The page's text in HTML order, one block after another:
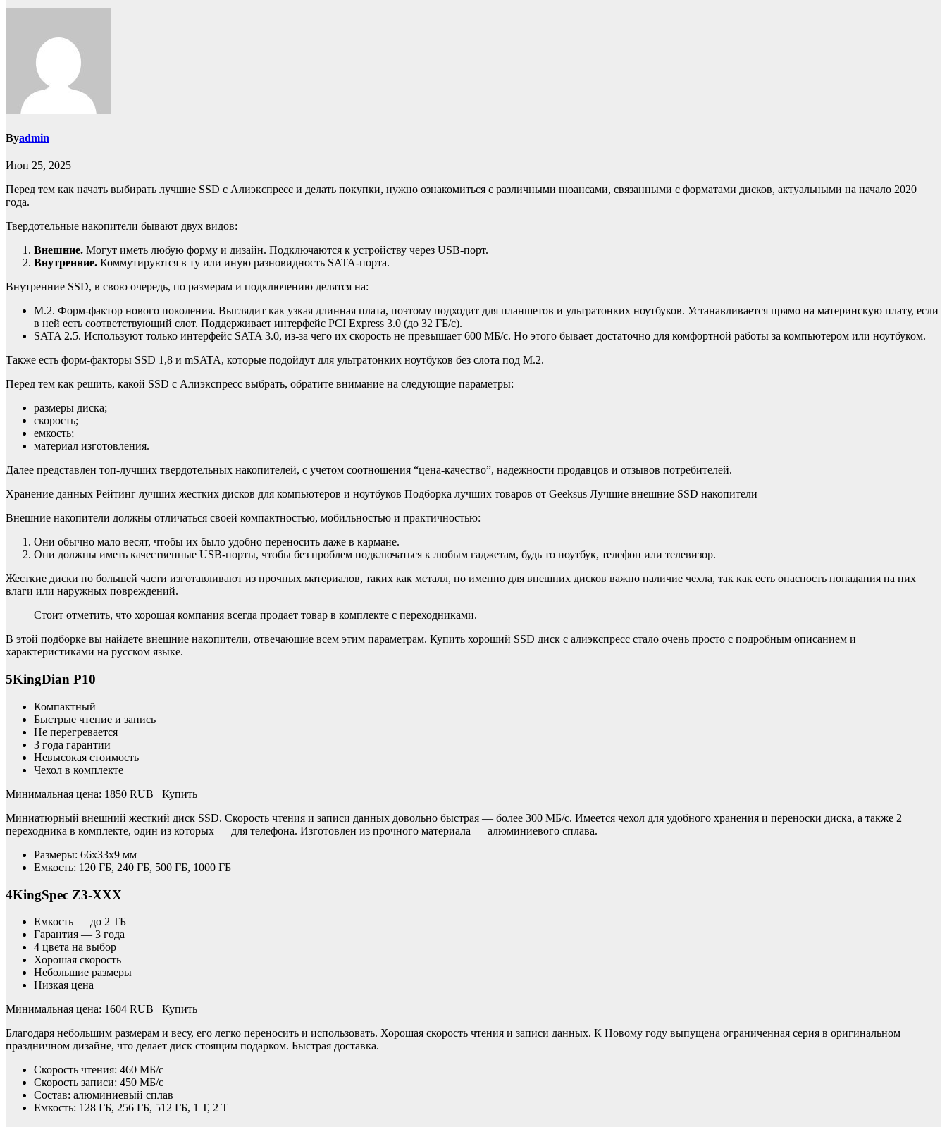
Byadmin
Июн 25, 2025
Перед тем как начать выбирать лучшие SSD с Алиэкспресс и делать покупки, нужно ознакомиться с различными нюансами, связанными с форматами дисков, актуальными на начало 2020
года.
Твердотельные накопители бывают двух видов:
Внешние. Могут иметь любую форму и дизайн. Подключаются к устройству через USB-порт.
Внутренние. Коммутируются в ту или иную разновидность SATA-порта.
Внутренние SSD, в свою очередь, по размерам и подключению делятся на:
M.2. Форм-фактор нового поколения. Выглядит как узкая длинная плата, поэтому подходит для планшетов и ультратонких ноутбуков. Устанавливается прямо на материнскую плату, если
в ней есть соответствующий слот. Поддерживает интерфейс PCI Express 3.0 (до 32 ГБ/с).
SATA 2.5. Используют только интерфейс SATA 3.0, из-за чего их скорость не превышает 600 МБ/с. Но этого бывает достаточно для комфортной работы за компьютером или ноутбуком.
Также есть форм-факторы SSD 1,8 и mSATA, которые подойдут для ультратонких ноутбуков без слота под М.2.
Перед тем как решить, какой SSD с Алиэкспресс выбрать, обратите внимание на следующие параметры:
размеры диска;
скорость;
емкость;
материал изготовления.
Далее представлен топ-лучших твердотельных накопителей, с учетом соотношения “цена-качество”, надежности продавцов и отзывов потребителей.
Хранение данных Рейтинг лучших жестких дисков для компьютеров и ноутбуков Подборка лучших товаров от Geeksus Лучшие внешние SSD накопители
Внешние накопители должны отличаться своей компактностью, мобильностью и практичностью:
Они обычно мало весят, чтобы их было удобно переносить даже в кармане.
Они должны иметь качественные USB-порты, чтобы без проблем подключаться к любым гаджетам, будь то ноутбук, телефон или телевизор.
Жесткие диски по большей части изготавливают из прочных материалов, таких как металл, но именно для внешних дисков важно наличие чехла, так как есть опасность попадания на них
влаги или наружных повреждений.
Стоит отметить, что хорошая компания всегда продает товар в комплекте с переходниками.
В этой подборке вы найдете внешние накопители, отвечающие всем этим параметрам. Купить хороший SSD диск с алиэкспресс стало очень просто с подробным описанием и
характеристиками на русском языке.
5KingDian P10
Компактный
Быстрые чтение и запись
Не перегревается
3 года гарантии
Невысокая стоимость
Чехол в комплекте
Минимальная цена: 1850 RUB Купить
Миниатюрный внешний жесткий диск SSD. Скорость чтения и записи данных довольно быстрая — более 300 МБ/с. Имеется чехол для удобного хранения и переноски диска, а также 2
переходника в комплекте, один из которых — для телефона. Изготовлен из прочного материала — алюминиевого сплава.
Размеры: 66x33x9 мм
Емкость: 120 ГБ, 240 ГБ, 500 ГБ, 1000 ГБ
4KingSpec Z3-XXX
Емкость — до 2 ТБ
Гарантия — 3 года
4 цвета на выбор
Хорошая скорость
Небольшие размеры
Низкая цена
Минимальная цена: 1604 RUB Купить
Благодаря небольшим размерам и весу, его легко переносить и использовать. Хорошая скорость чтения и записи данных. К Новому году выпущена ограниченная серия в оригинальном
праздничном дизайне, что делает диск стоящим подарком. Быстрая доставка.
Скорость чтения: 460 МБ/с
Скорость записи: 450 МБ/с
Состав: алюминиевый сплав
Емкость: 128 ГБ, 256 ГБ, 512 ГБ, 1 Т, 2 Т